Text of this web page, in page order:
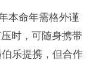
本命年需格外谨
时，可随身携带
伯乐提携，但合作